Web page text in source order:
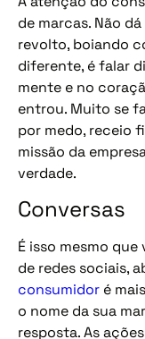
de marcas. Não
revolto, boiando
diferente, é falar
mente e no
entrou. Muito se
por medo, receio
missão da
verdade.
Conversas
É isso mesmo
de redes sociais,
consumidor é
o nome da sua
resposta. As